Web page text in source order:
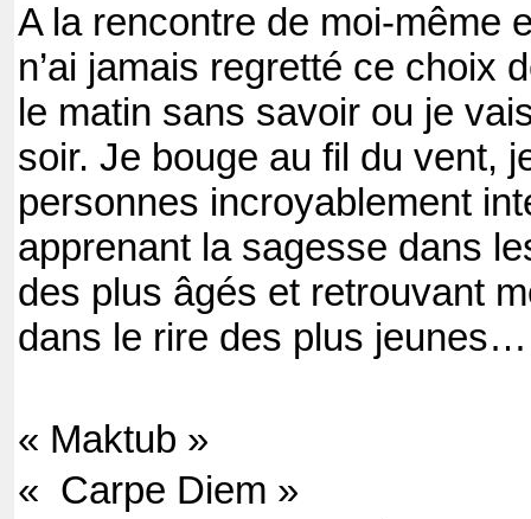
A la rencontre de moi-même
n’ai jamais regretté ce choix
le matin sans savoir ou je
soir. Je bouge au fil du vent,
personnes incroyablement
apprenant la sagesse dans
des plus âgés et retrouvant
dans le rire des plus jeunes…
« Maktub »
« Carpe Diem »